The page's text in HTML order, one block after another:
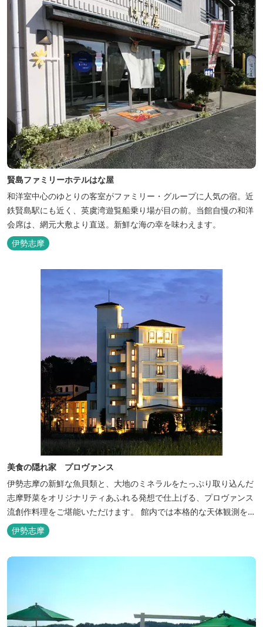
賢島ファミリーホテルはな屋
和洋室中心のゆとりの客室がファミリー・グループに人気の宿。近
鉄賢島駅にも近く、英虞湾遊覧船乗り場が目の前。当館自慢の和洋
会席は、網元大敷より直送。新鮮な海の幸を味わえます。
伊勢志摩
美食の隠れ家 プロヴァンス
伊勢志摩の新鮮な魚貝類と、大地のミネラルをたっぷり取り込んだ
志摩野菜をオリジナリティあふれる発想で仕上げる、プロヴァンス
流創作料理をご堪能いただけます。 館内では本格的な天体観測を日
数限定で開催。伊勢志摩の美しい星空を星空コンシェルジュがご案
内いたします。
伊勢志摩